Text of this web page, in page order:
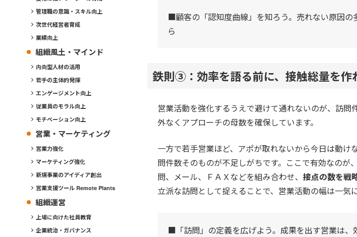
■顧客の「認知度曲線」を知ろう。売れない原因
ら
鉄則③：効率を語る前に、接触総量を作
営業活動を強化するうえで避けて通れないのが、訪問
外なくアプローチの母数を確保しています。
一方で若手営業ほど、アポが取れないから今日は動
問件数そのものが不足しがちです。ここで有効なのが
問、メール、ＦＡＸなどを組み合わせ、 接点の数を戦
立派な訪問として捉えることで、営業活動の幅は一気
■「訪問」の定義を広げよう。成果を出す営業は
管理職の意識・スキル向上
次世代経営者育成
業績向上
組織風土・マインド
内向型人材の活用
若手の主体的発揮
エンゲージメント向上
従業員のモラル向上
モチベーション向上
営業・マーケティング
営業力強化
マーケティング強化
新規事業のアイディア創出
営業支援ツール Remote Plants
組織運営
上場に向けた社員教育
企業統治・ガバナンス